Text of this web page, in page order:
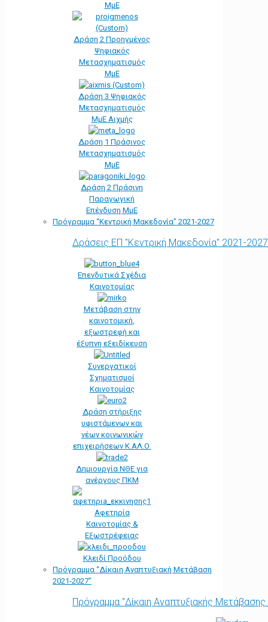
ΜμΕ
Δράση 2 Προηγμένος
Ψηφιακός
Μετασχηματισμός
ΜμΕ
Δράση 3 Ψηφιακός
Μετασχηματισμός
ΜμΕ Αιχμής
Δράση 1 Πράσινος
Μετασχηματισμός
ΜμΕ
Δράση 2 Πράσινη
Παραγωγική
Επένδυση ΜμΕ
Πρόγραμμα “Κεντρική Μακεδονία” 2021-2027
Δράσεις ΕΠ "Κεντρική Μακεδονία" 2021-2027
Επενδυτικά Σχέδια
Καινοτομίας
Μετάβαση στην
καινοτομική,
εξωστρεφή και
έξυπνη εξειδίκευση
Συνεργατικοί
Σχηματισμοί
Καινοτομίας
Δράση στήριξης
υφιστάμενων και
νέων κοινωνικών
επιχειρήσεων Κ.ΑΛ.Ο.
Δημιουργία ΝΘΕ για
ανέργους ΠΚΜ
Αφετηρία
Kαινοτομίας &
Εξωστρέφειας
Κλειδί Προόδου
Πρόγραμμα “Δίκαιη Αναπτυξιακή Μετάβαση
2021-2027”
Πρόγραμμα "Δίκαιη Αναπτυξιακής